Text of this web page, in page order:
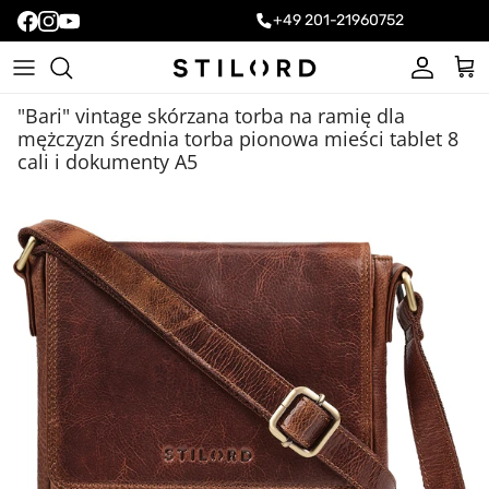
+49 201-21960752
Konto
"Bari" vintage skórzana torba na ramię dla
mężczyzn średnia torba pionowa mieści tablet 8
cali i dokumenty A5